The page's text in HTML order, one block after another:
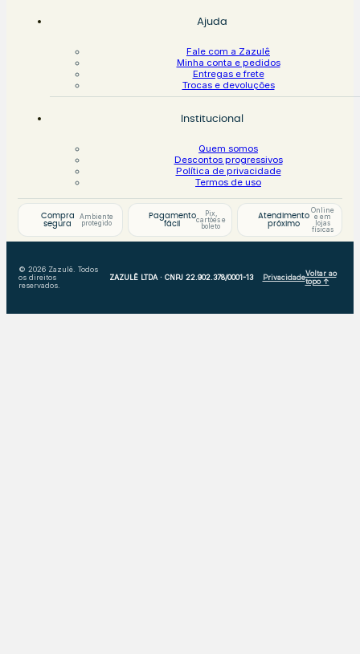
Ajuda
Fale com a Zazulê
Minha conta e pedidos
Entregas e frete
Trocas e devoluções
Institucional
Quem somos
Descontos progressivos
Política de privacidade
Termos de uso
Compra
segura
Ambiente
protegido
Pagamento
fácil
Pix,
cartões e
boleto
Atendimento
próximo
Online
e em
lojas
físicas
© 2026 Zazulê. Todos
os direitos
reservados.
ZAZULÊ LTDA · CNPJ 22.902.378/0001-13 PrivacidadeVoltar ao
topo ↑